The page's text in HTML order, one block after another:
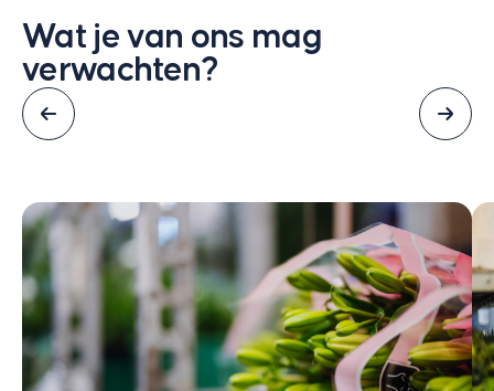
Wat je van ons mag
verwachten?